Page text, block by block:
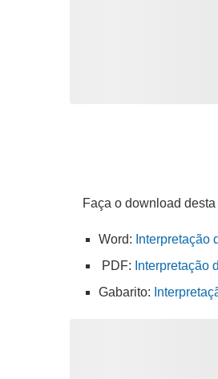
Faça o download desta
Word: Interpretação
PDF: Interpretação
Gabarito: